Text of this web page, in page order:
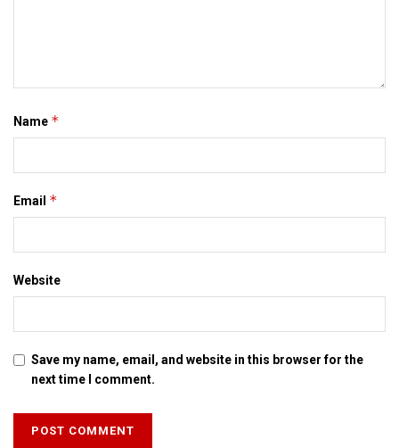
Name *
Email *
Website
Save my name, email, and website in this browser for the
next time I comment.